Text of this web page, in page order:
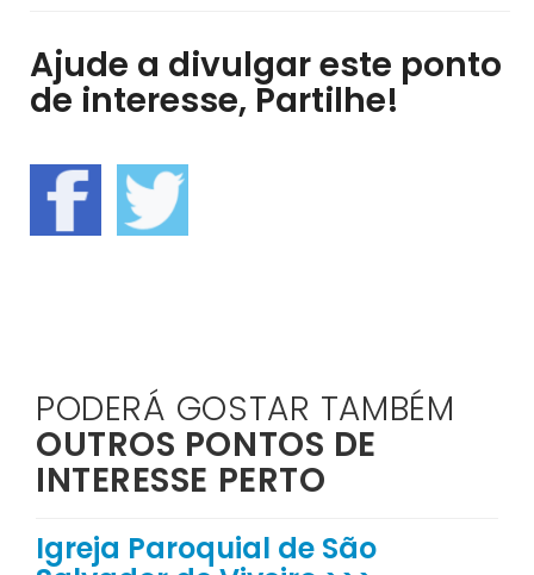
Ajude a divulgar este ponto
de interesse, Partilhe!
PODERÁ GOSTAR TAMBÉM
OUTROS PONTOS DE
INTERESSE PERTO
Igreja Paroquial de São